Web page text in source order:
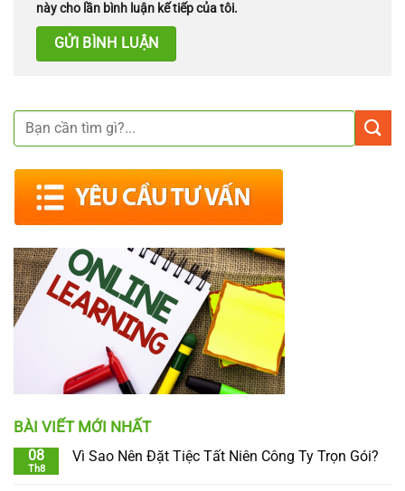
BÀI VIẾT MỚI NHẤT
08
Th8
Vì Sao Nên Đặt Tiệc Tất Niên Công Ty Trọn Gói?
này cho lần bình luận kế tiếp của tôi.